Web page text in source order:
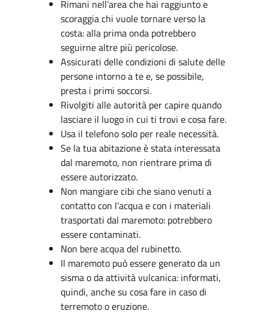
Rimani nell’area che hai raggiunto e
scoraggia chi vuole tornare verso la
costa: alla prima onda potrebbero
seguirne altre più pericolose.
Assicurati delle condizioni di salute delle
persone intorno a te e, se possibile,
presta i primi soccorsi.
Rivolgiti alle autorità per capire quando
lasciare il luogo in cui ti trovi e cosa fare.
Usa il telefono solo per reale necessità.
Se la tua abitazione è stata interessata
dal maremoto, non rientrare prima di
essere autorizzato.
Non mangiare cibi che siano venuti a
contatto con l’acqua e con i materiali
trasportati dal maremoto: potrebbero
essere contaminati.
Non bere acqua del rubinetto.
Il maremoto può essere generato da un
sisma o da attività vulcanica: informati,
quindi, anche su cosa fare in caso di
terremoto o eruzione.